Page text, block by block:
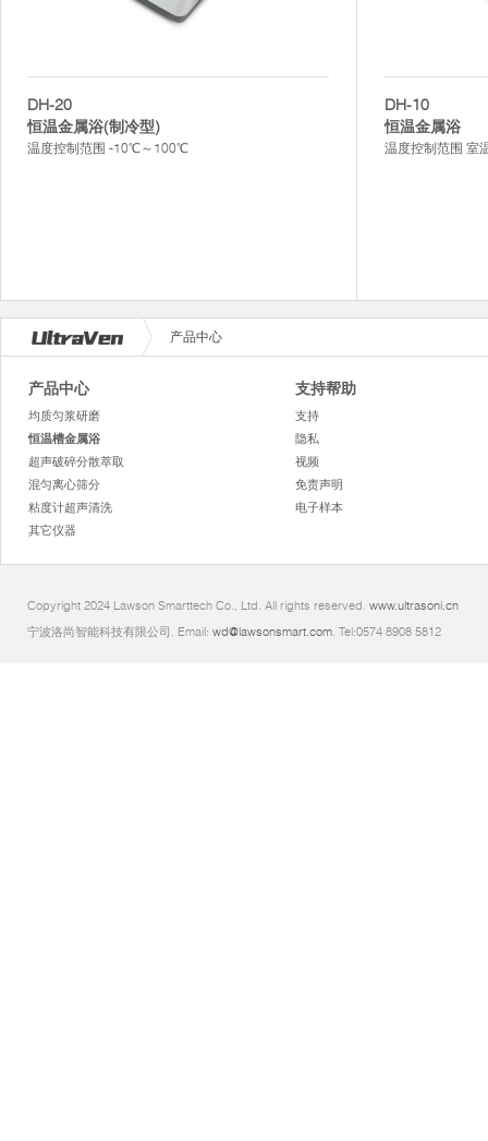
DH-20
恒温金属浴(制冷型)
温度控制范围 -10℃～100℃
DH-10
恒温金属浴
温度控制范围
产品中心
产品中心
均质匀浆研磨
恒温槽金属浴
超声破碎分散萃取
混匀离心筛分
粘度计超声清洗
其它仪器
支持帮助
支持
隐私
视频
免责声明
电子样本
Copyright 2024 Lawson Smarttech Co., Ltd. All rights reserved. www.ultrasoni.cn
宁波洛尚智能科技有限公司. Email: wd@lawsonsmart.com. Tel:0574 8908 5812